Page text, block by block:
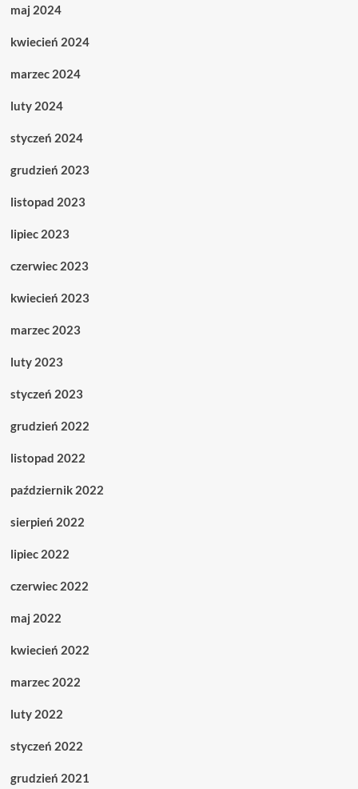
maj 2024
kwiecień 2024
marzec 2024
luty 2024
styczeń 2024
grudzień 2023
listopad 2023
lipiec 2023
czerwiec 2023
kwiecień 2023
marzec 2023
luty 2023
styczeń 2023
grudzień 2022
listopad 2022
październik 2022
sierpień 2022
lipiec 2022
czerwiec 2022
maj 2022
kwiecień 2022
marzec 2022
luty 2022
styczeń 2022
grudzień 2021